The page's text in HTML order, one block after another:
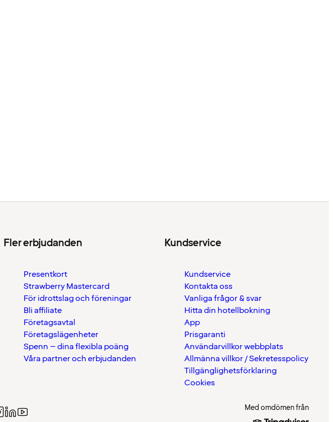
Fler erbjudanden
Presentkort
Strawberry Mastercard
För idrottslag och föreningar
Bli affiliate
Företagsavtal
Företagslägenheter
Spenn – dina flexibla poäng
Våra partner och erbjudanden
Kundservice
Kundservice
Kontakta oss
Vanliga frågor & svar
Hitta din hotellbokning
App
Prisgaranti
Användarvillkor webbplats
Allmänna villkor / Sekretesspolicy
Tillgänglighetsförklaring
Cookies
Med omdömen från